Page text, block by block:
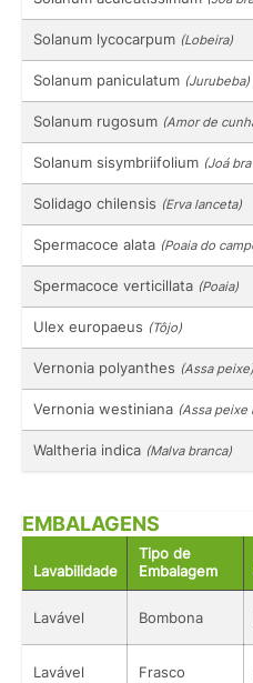
Solanum lycocarpum (Lobeira)
Solanum paniculatum (Jurubeba)
Solanum rugosum (Amor de
Solanum sisymbriifolium (Joá
Solidago chilensis (Erva lanceta)
Spermacoce alata (Poaia do
Spermacoce verticillata (Poaia)
Ulex europaeus (Tôjo)
Vernonia polyanthes (Assa peixe)
Vernonia westiniana (Assa peixe
Waltheria indica (Malva branca)
EMBALAGENS
Lavabilidade
Tipo de
Embalagem
Lavável Bombona
Lavável Frasco